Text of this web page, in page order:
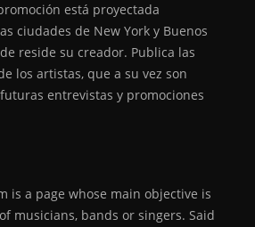
está proyectada
ciudades de New York y Buenos
reside su creador. Publica las
los artistas, que a su vez son
entrevistas y promociones
is a page whose main objective is
musicians, bands or singers. Said